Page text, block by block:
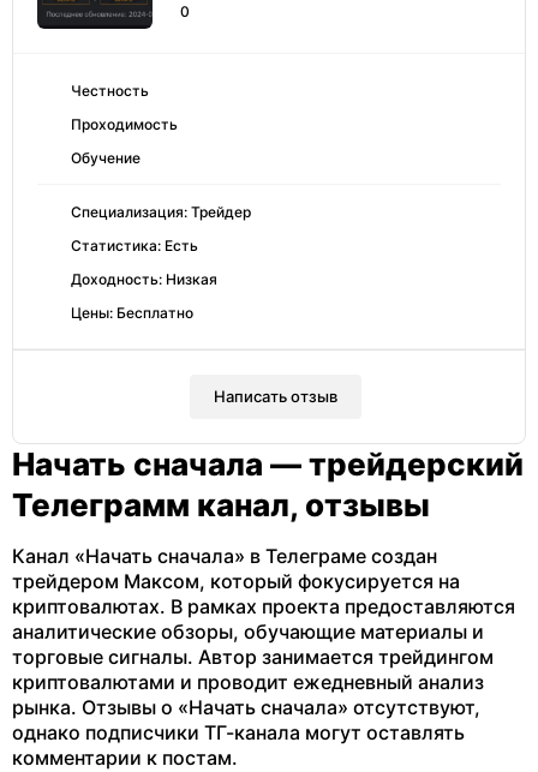
0
Честность
Проходимость
Обучение
Специализация: Трейдер
Статистика: Есть
Доходность: Низкая
Цены: Бесплатно
Написать отзыв
Начать сначала — трейдерский
Телеграмм канал, отзывы
Канал «Начать сначала» в Телеграме создан
трейдером Максом, который фокусируется на
криптовалютах. В рамках проекта предоставляются
аналитические обзоры, обучающие материалы и
торговые сигналы. Автор занимается трейдингом
криптовалютами и проводит ежедневный анализ
рынка. Отзывы о «Начать сначала» отсутствуют,
однако подписчики ТГ-канала могут оставлять
комментарии к постам.